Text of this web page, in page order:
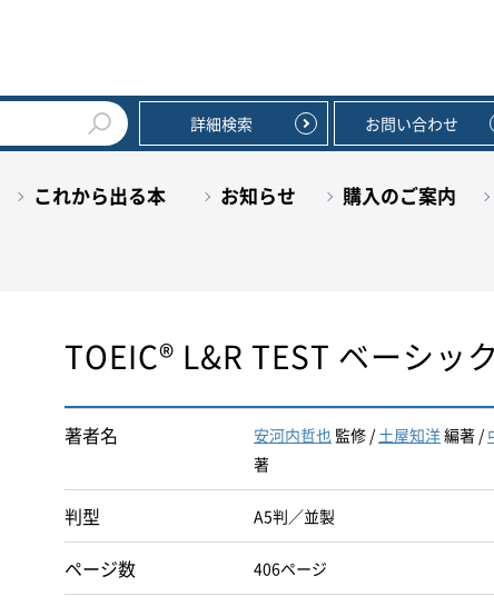
詳細検索 お問い合わせ
これから出る本 お知らせ 購入のご案内
TOEIC® L&R TEST ベーシッ
著者名 安河内哲也 監修 / 土屋知洋編著 /
著
判型 A5判／並製
ページ数 406ページ